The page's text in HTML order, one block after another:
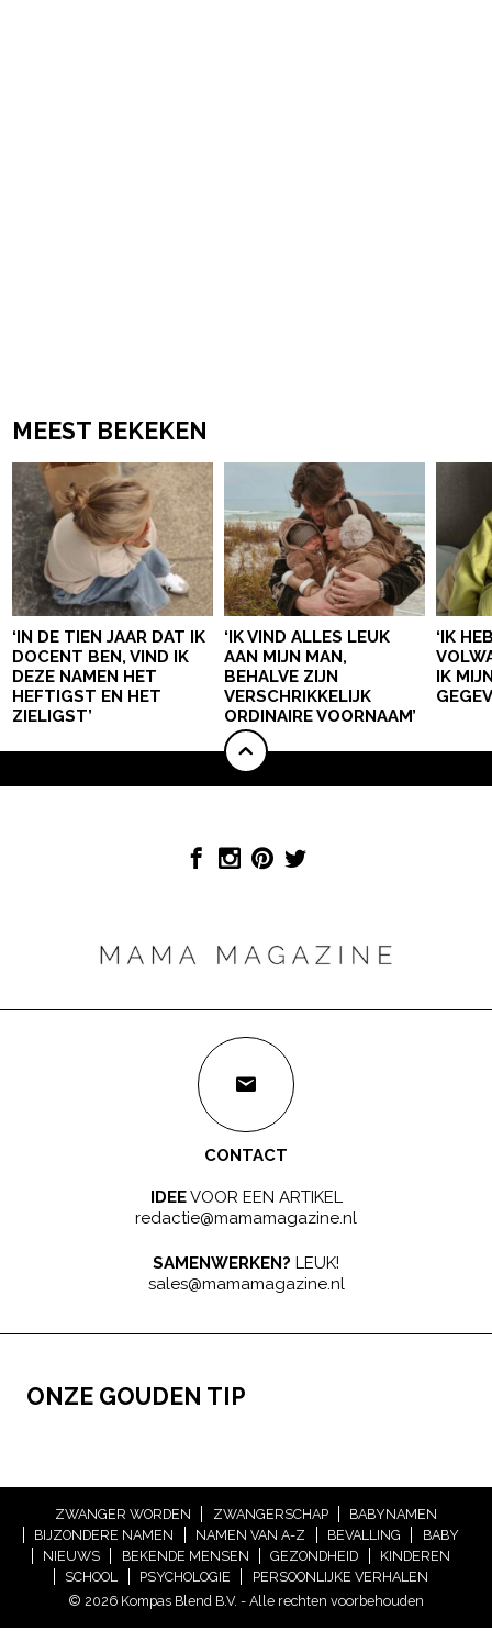
MEEST BEKEKEN
‘IN DE TIEN JAAR DAT IK
DOCENT BEN, VIND IK
DEZE NAMEN HET
HEFTIGST EN HET
ZIELIGST’
‘IK VIND ALLES LEUK
AAN MIJN MAN,
BEHALVE ZIJN
VERSCHRIKKELIJK
ORDINAIRE VOORNAAM’
‘IK
IK
CONTACT
IDEEVOOR EEN ARTIKEL
redactie@mamamagazine.nl
SAMENWERKEN? LEUK!
sales@mamamagazine.nl
ONZE GOUDEN TIP
ZWANGER WORDEN ZWANGERSCHAP
BABYNAMEN
BIJZONDERE NAMEN
NAMEN VAN A-Z BEVALLING
BABY
NIEUWS
BEKENDE MENSEN GEZONDHEID
KINDEREN
SCHOOL
PSYCHOLOGIE
PERSOONLIJKE VERHALEN
© 2026 Kompas Blend B.V. - Alle rechten voorbehouden